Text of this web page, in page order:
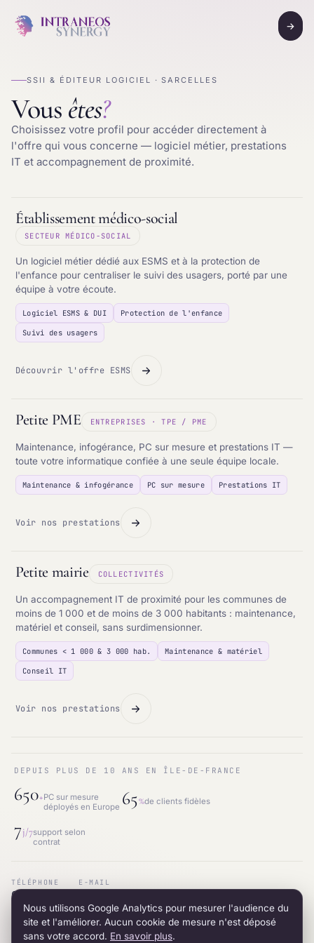
→
SSII & ÉDITEUR LOGICIEL · SARCELLES
Vous êtes?
Choisissez votre profil pour accéder directement à
l'offre qui vous concerne — logiciel métier, prestations
IT et accompagnement de proximité.
Établissement médico-social
SECTEUR MÉDICO-SOCIAL
Un logiciel métier dédié aux ESMS et à la protection de
l'enfance pour centraliser le suivi des usagers, porté par une
équipe à votre écoute.
Logiciel ESMS & DUI
Protection de l'enfance
Suivi des usagers
Découvrir l'offre ESMS
Petite PME ENTREPRISES · TPE / PME
Maintenance, infogérance, PC sur mesure et prestations IT —
toute votre informatique confiée à une seule équipe locale.
Maintenance & infogérance PC sur mesure Prestations IT
Voir nos prestations
Petite mairie COLLECTIVITÉS
Un accompagnement IT de proximité pour les communes de
moins de 1 000 et de moins de 3 000 habitants : maintenance,
matériel et conseil, sans surdimensionner.
Communes < 1 000 & 3 000 hab.
Maintenance & matériel
Conseil IT
Voir nos prestations
DEPUIS PLUS DE 10 ANS EN ÎLE-DE-FRANCE
650+PC sur mesure
déployés en Europe 65%de clients fidèles
7j/7support selon
contrat
TÉLÉPHONE
01.87.53.66.31
E-MAIL
ADRESSE
12 avenue du 8 mai 1945 · 95200 Sarcelles
RÉSEAU
LinkedIn
Nous utilisons Google Analytics pour mesurer l'audience du
site et l'améliorer. Aucun cookie de mesure n'est déposé
sans votre accord. En savoir plus.